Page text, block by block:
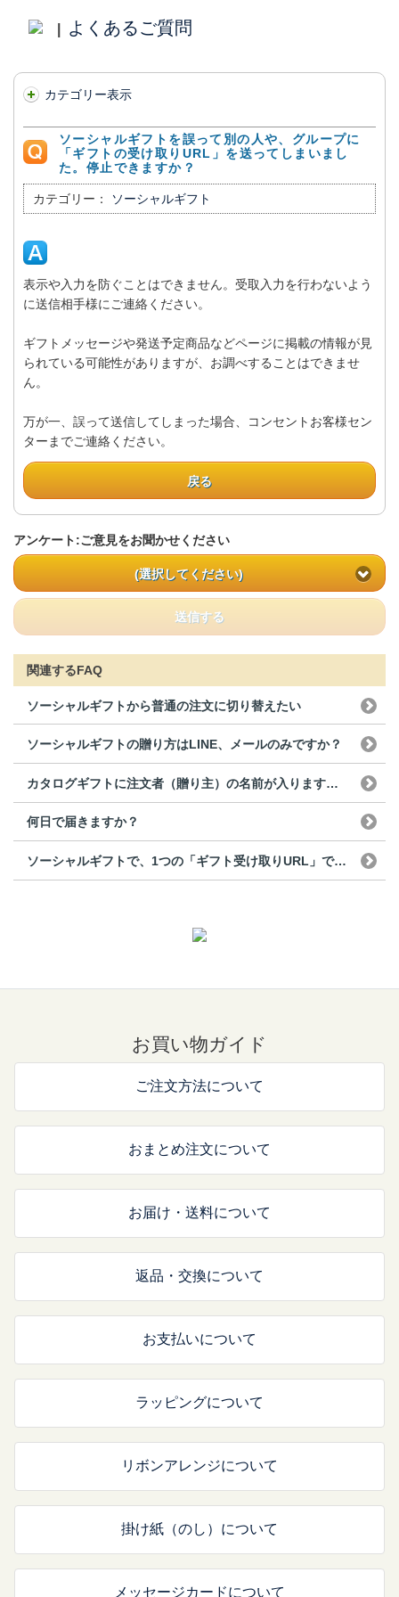
よくあるご質問
カテゴリー表示
ソーシャルギフトを誤って別の人や、グループに
「ギフトの受け取りURL」を送ってしまいまし
た。停止できますか？
カテゴリー： ソーシャルギフト
表示や入力を防ぐことはできません。受取入力を行わないよう
に送信相手様にご連絡ください。
ギフトメッセージや発送予定商品などページに掲載の情報が見
られている可能性がありますが、お調べすることはできませ
ん。
万が一、誤って送信してしまった場合、コンセントお客様セン
ターまでご連絡ください。
戻る
アンケート:ご意見をお聞かせください
(選択してください)
送信する
関連するFAQ
ソーシャルギフトから普通の注文に切り替えたい
ソーシャルギフトの贈り方はLINE、メールのみですか？
カタログギフトに注文者（贈り主）の名前が入りますか（印...
何日で届きますか？
ソーシャルギフトで、1つの「ギフト受け取りURL」で複...
お買い物ガイド
ご注文方法について
おまとめ注文について
お届け・送料について
返品・交換について
お支払いについて
ラッピングについて
リボンアレンジについて
掛け紙（のし）について
メッセージカードについて